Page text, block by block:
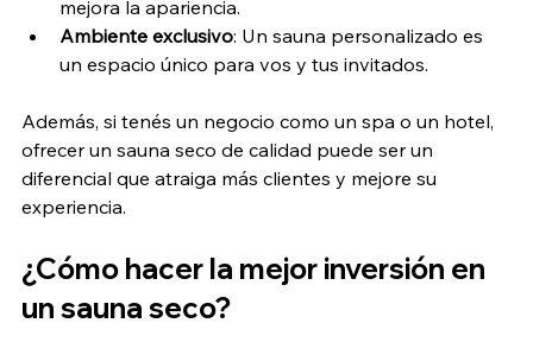
mejora la apariencia.
Ambiente exclusivo: Un sauna personalizado es
un espacio único para vos y tus invitados.
Además, si tenés un negocio como un spa o un hotel,
ofrecer un sauna seco de calidad puede ser un
diferencial que atraiga más clientes y mejore su
experiencia.
¿Cómo hacer la mejor inversión en
un sauna seco?